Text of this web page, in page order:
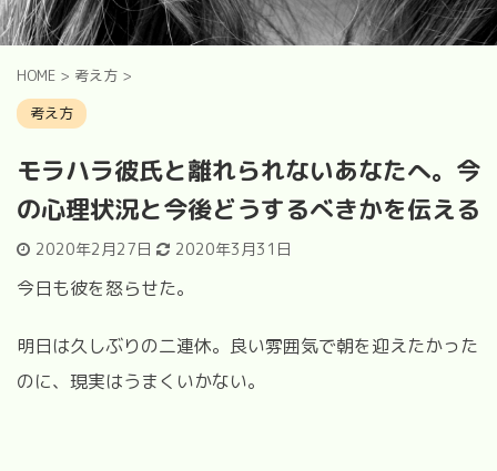
HOME > 考え方 >
考え方
モラハラ彼氏と離れられないあなたへ。今
の心理状況と今後どうするべきかを伝える
2020年2月27日 2020年3月31日
今日も彼を怒らせた。
明日は久しぶりの二連休。良い雰囲気で朝を迎えたかった
のに、現実はうまくいかない。